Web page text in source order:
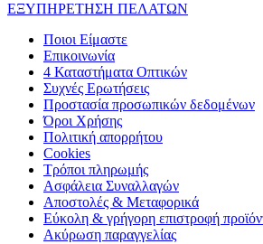
ΕΞΥΠΗΡΕΤΗΣΗ ΠΕΛΑΤΩΝ
Ποιοι Είμαστε
Επικοινωνία
4 Καταστήματα Οπτικών
Συχνές Ερωτήσεις
Προστασία προσωπικών δεδομένων
Όροι Χρήσης
Πολιτική απορρήτου
Cookies
Τρόποι πληρωμής
Ασφάλεια Συναλλαγών
Αποστολές & Μεταφορικά
Εύκολη & γρήγορη επιστροφή
Ακύρωση παραγγελίας